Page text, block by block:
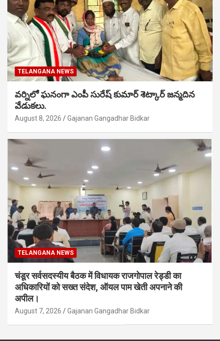
TELANGANA NEWS
వర్నిలో ఘనంగా ఎంపీ సురేష్ కుమార్ శెట్కార్ జన్మదిన
వేడుకలు.
August 8, 2026 Gajanan Gangadhar Bidkar
TELANGANA NEWS
चंडूर सर्वसदस्यीय बैठक में विधायक राजगोपाल रेड्डी का
अधिकारियों को सख्त संदेश, ऑयल पाम खेती अपनाने की
अपील।
August 7, 2026 Gajanan Gangadhar Bidkar